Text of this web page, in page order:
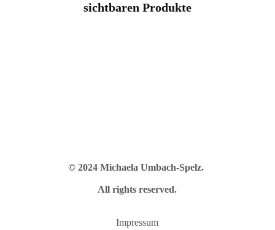
sichtbaren Produkte
© 2024 Michaela Umbach-Spelz.
All rights reserved.
Impressum